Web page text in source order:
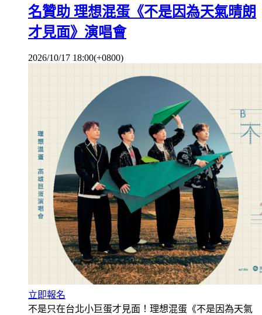
名贊助 理想混蛋《不是因為天氣晴朗
才見面》演唱會
2026/10/17 18:00(+0800)
立即報名
不是只在台北小巨蛋才見面！理想混蛋《不是因為天氣